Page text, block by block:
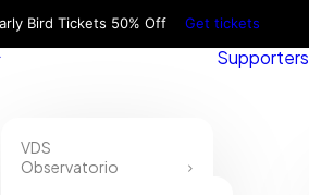
Bird Tickets 50% Off Get tickets
VDS
Observatorio
Supporters